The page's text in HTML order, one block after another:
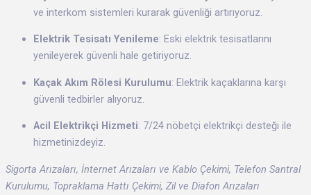
ve interkom sistemleri kurarak güvenliği artırıyoruz.
Elektrik Tesisatı Yenileme: Eski elektrik tesisatlarını
yenileyerek güvenli hale getiriyoruz.
Kaçak Akım Rölesi Kurulumu: Elektrik kaçaklarına karşı
güvenli tedbirler alıyoruz.
Acil Elektrikçi Hizmeti: 7/24 nöbetçi elektrikçi desteği ile
hizmetinizdeyiz.
Sigorta Arızaları, İnternet Arızaları ve Kablo Çekimi, Telefon Santral
Kurulumu, Topraklama Hattı Çekimi, Zil ve Diafon Arızaları